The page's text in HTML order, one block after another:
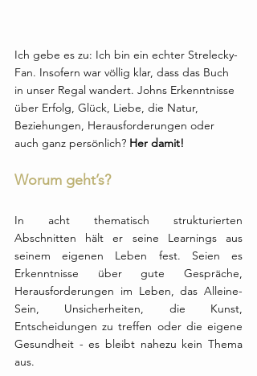
Ich gebe es zu: Ich bin ein echter Strelecky-
Fan. Insofern war völlig klar, dass das Buch
in unser Regal wandert. Johns Erkenntnisse
über Erfolg, Glück, Liebe, die Natur,
Beziehungen, Herausforderungen oder
auch ganz persönlich? Her damit!
Worum geht’s?
In acht thematisch strukturierten
Abschnitten hält er seine Learnings aus
seinem eigenen Leben fest. Seien es
Erkenntnisse über gute Gespräche,
Herausforderungen im Leben, das Alleine-
Sein, Unsicherheiten, die Kunst,
Entscheidungen zu treffen oder die eigene
Gesundheit - es bleibt nahezu kein Thema
aus.